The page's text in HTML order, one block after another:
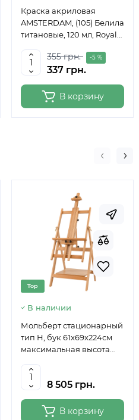
Краска акриловая
AMSTERDAM, (105) Белила
титановые, 120 мл, Royal
355 грн. -5 %
337 грн.
В корзину
Top
В наличии
Мольберт стационарный
тип Н, бук 61x69x224см
максимальная высота
6059
8 505 грн.
В корзину